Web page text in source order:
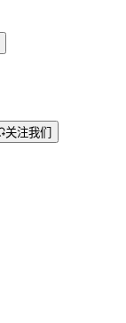
关注我们